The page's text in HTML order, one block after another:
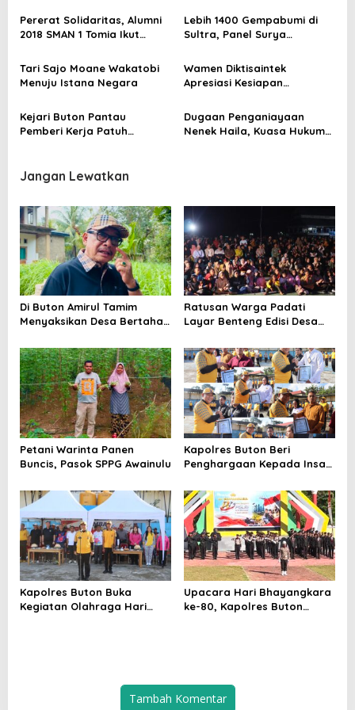
p
s
UNESCO
Pererat Solidaritas, Alumni
2018 SMAN 1 Tomia Ikut
Lebih 1400 Gempabumi di
Sultra, Panel Surya
Tari Sajo Moane Wakatobi
Menuju Istana Negara
Wamen Diktisaintek
Apresiasi Kesiapan
Sekolah Unggulan Garuda
Kejari Buton Pantau
Pemberi Kerja Patuh
Dugaan Penganiayaan
Nenek Haila, Kuasa Hukum
Jangan Lewatkan
Di Buton Amirul Tamim
Menyaksikan Desa Bertahan
Bertumbuh, Dorong
Optimalisasi Transmigrasi
dan Hilirisasi Nilam
Ratusan Warga Padati
Layar Benteng Edisi Desa
Media Pelestarian Budaya
Buton
Petani Warinta Panen
Buncis, Pasok SPPG Awainulu
Kapolres Buton Beri
Penghargaan Kepada Insan
Bhayangkara
Kapolres Buton Buka
Kegiatan Olahraga Hari
Upacara Hari Bhayangkara
ke-80, Kapolres Buton
Tambah Komentar